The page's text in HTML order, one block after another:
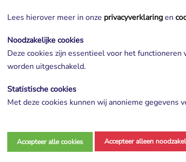
Lees hierover meer in onze privacyverklaringen
Noodzakelijke cookies
Deze cookies zijn essentieel voor het
worden uitgeschakeld.
Statistische cookies
Met deze cookies kunnen wij anonieme gegevens
Marketing cookies
Deze cookies worden gebruikt voor gerichte
Accepteer alle cookies Accepteer alleen
Zorg of
045 - 800 0580